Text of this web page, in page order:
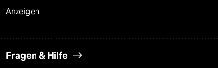
Anzeigen
Fragen & Hilfe